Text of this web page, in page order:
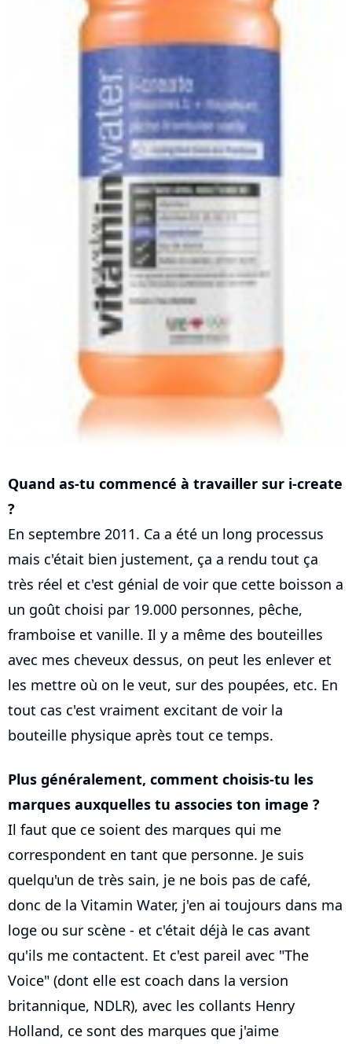
Quand as-tu commencé à travailler sur i-create
?
En septembre 2011. Ca a été un long processus
mais c'était bien justement, ça a rendu tout ça
très réel et c'est génial de voir que cette boisson a
un goût choisi par 19.000 personnes, pêche,
framboise et vanille. Il y a même des bouteilles
avec mes cheveux dessus, on peut les enlever et
les mettre où on le veut, sur des poupées, etc. En
tout cas c'est vraiment excitant de voir la
bouteille physique après tout ce temps.
Plus généralement, comment choisis-tu les
marques auxquelles tu associes ton image ?
Il faut que ce soient des marques qui me
correspondent en tant que personne. Je suis
quelqu'un de très sain, je ne bois pas de café,
donc de la Vitamin Water, j'en ai toujours dans ma
loge ou sur scène - et c'était déjà le cas avant
qu'ils me contactent. Et c'est pareil avec "The
Voice" (dont elle est coach dans la version
britannique, NDLR), avec les collants Henry
Holland, ce sont des marques que j'aime